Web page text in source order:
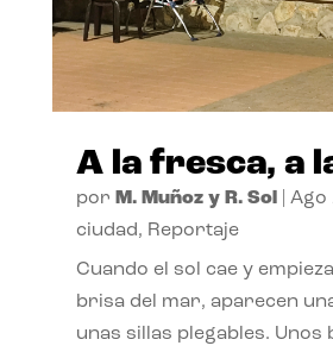
A la fresca, a
por M. Muñoz y R. Sol| Ago
ciudad, Reportaje
Cuando el sol cae y
brisa del mar, aparecen
unas sillas plegables. Unos